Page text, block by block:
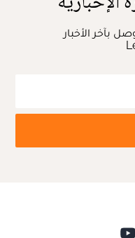
بآخر الأخبار